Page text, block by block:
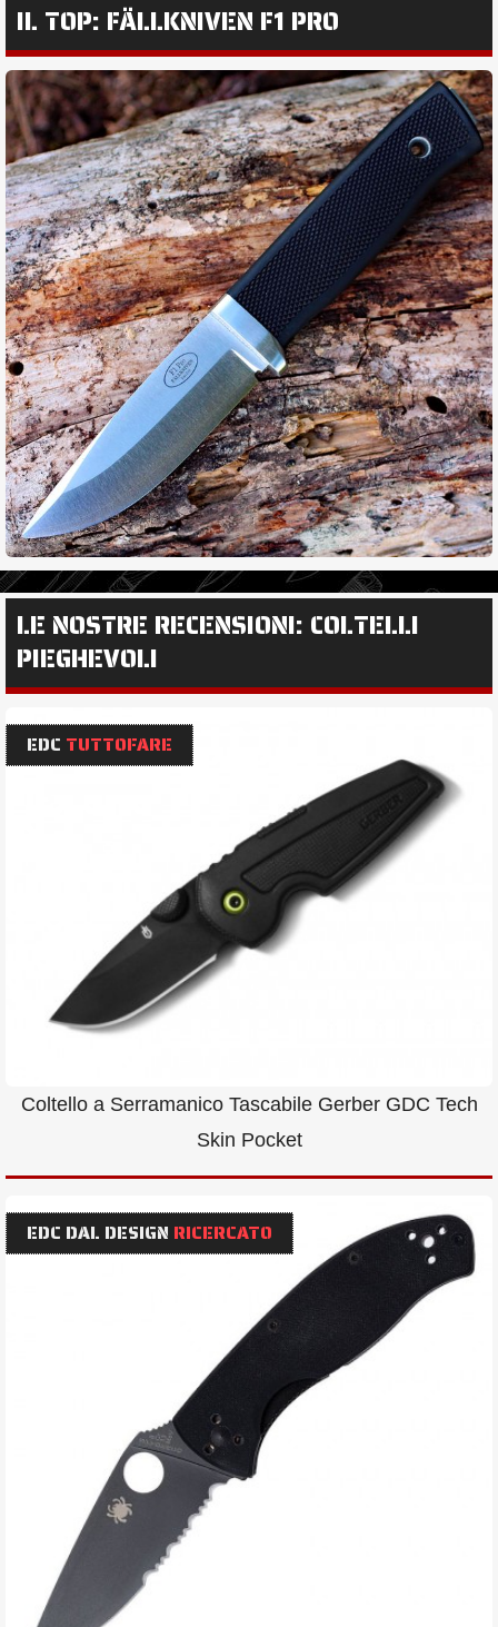
IL TOP: FÄLLKNIVEN F1 PRO
LE NOSTRE RECENSIONI: COLTELLI
PIEGHEVOLI
EDC TUTTOFARE
Coltello a Serramanico Tascabile Gerber GDC Tech
Skin Pocket
EDC DAL DESIGN RICERCATO